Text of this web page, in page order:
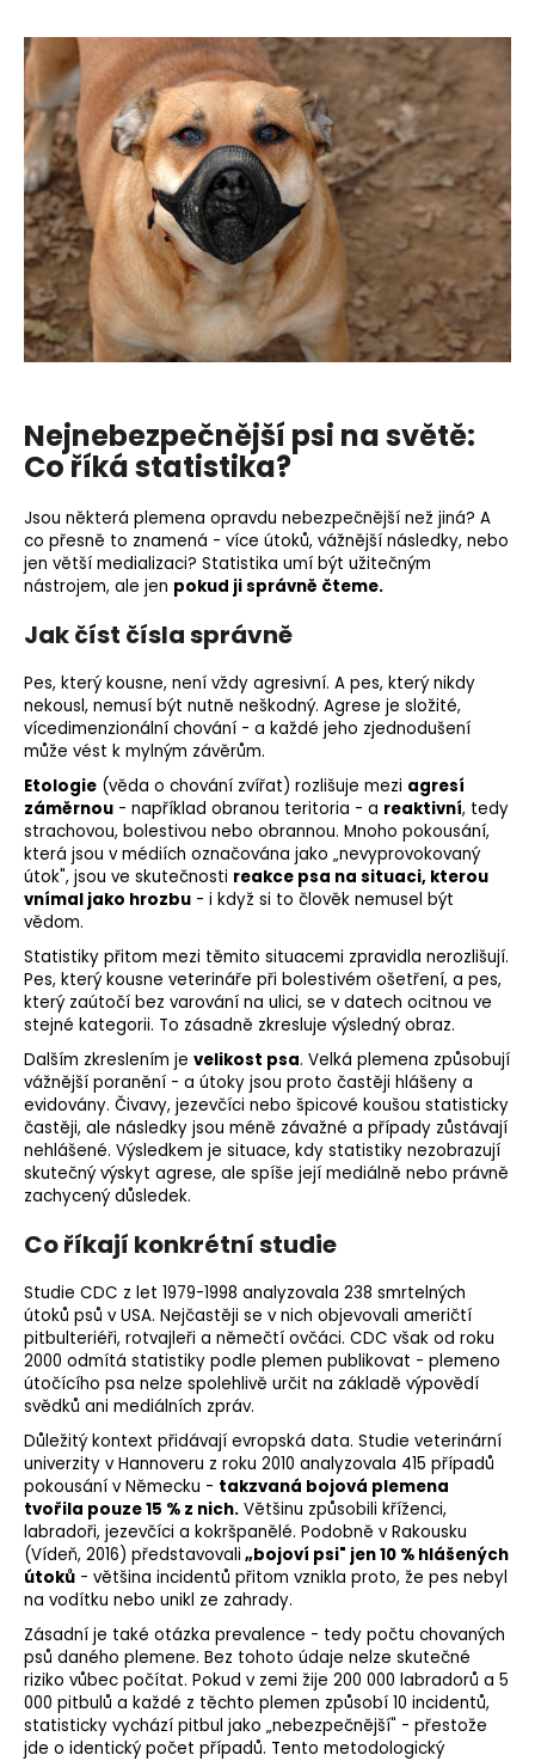
Nejnebezpečnější psi na světě:
Co říká statistika?
Jsou některá plemena opravdu nebezpečnější než jiná? A
co přesně to znamená - více útoků, vážnější následky, nebo
jen větší medializaci? Statistika umí být užitečným
nástrojem, ale jen pokud ji správně čteme.
Jak číst čísla správně
Pes, který kousne, není vždy agresivní. A pes, který nikdy
nekousl, nemusí být nutně neškodný. Agrese je složité,
vícedimenzionální chování - a každé jeho zjednodušení
může vést k mylným závěrům.
Etologie (věda o chování zvířat) rozlišuje mezi agresí
záměrnou - například obranou teritoria - a reaktivní, tedy
strachovou, bolestivou nebo obrannou. Mnoho pokousání,
která jsou v médiích označována jako „nevyprovokovaný
útok", jsou ve skutečnosti reakce psa na situaci, kterou
vnímal jako hrozbu - i když si to člověk nemusel být
vědom.
Statistiky přitom mezi těmito situacemi zpravidla nerozlišují.
Pes, který kousne veterináře při bolestivém ošetření, a pes,
který zaútočí bez varování na ulici, se v datech ocitnou ve
stejné kategorii. To zásadně zkresluje výsledný obraz.
Dalším zkreslením je velikost psa. Velká plemena způsobují
vážnější poranění - a útoky jsou proto častěji hlášeny a
evidovány. Čivavy, jezevčíci nebo špicové koušou statisticky
častěji, ale následky jsou méně závažné a případy zůstávají
nehlášené. Výsledkem je situace, kdy statistiky nezobrazují
skutečný výskyt agrese, ale spíše její mediálně nebo právně
zachycený důsledek.
Co říkají konkrétní studie
Studie CDC z let 1979-1998 analyzovala 238 smrtelných
útoků psů v USA. Nejčastěji se v nich objevovali američtí
pitbulteriéři, rotvajleři a němečtí ovčáci. CDC však od roku
2000 odmítá statistiky podle plemen publikovat - plemeno
útočícího psa nelze spolehlivě určit na základě výpovědí
svědků ani mediálních zpráv.
Důležitý kontext přidávají evropská data. Studie veterinární
univerzity v Hannoveru z roku 2010 analyzovala 415 případů
pokousání v Německu - takzvaná bojová plemena
tvořila pouze 15 % z nich. Většinu způsobili kříženci,
labradoři, jezevčíci a kokršpanělé. Podobně v Rakousku
(Vídeň, 2016) představovali „bojoví psi" jen 10 % hlášených
útoků - většina incidentů přitom vznikla proto, že pes nebyl
na vodítku nebo unikl ze zahrady.
Zásadní je také otázka prevalence - tedy počtu chovaných
psů daného plemene. Bez tohoto údaje nelze skutečné
riziko vůbec počítat. Pokud v zemi žije 200 000 labradorů a 5
000 pitbulů a každé z těchto plemen způsobí 10 incidentů,
statisticky vychází pitbul jako „nebezpečnější" - přestože
jde o identický počet případů. Tento metodologický